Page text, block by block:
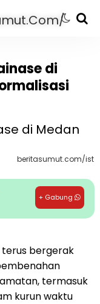
di
beritasumut.com/ist
+ Gabung
bergerak
termasuk
kurun waktu